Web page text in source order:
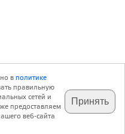
подпишитесь на наш
телеграм @archi_ru
✕
вполитике
правильную
сетей и
предоставляем
веб-сайта
Принять